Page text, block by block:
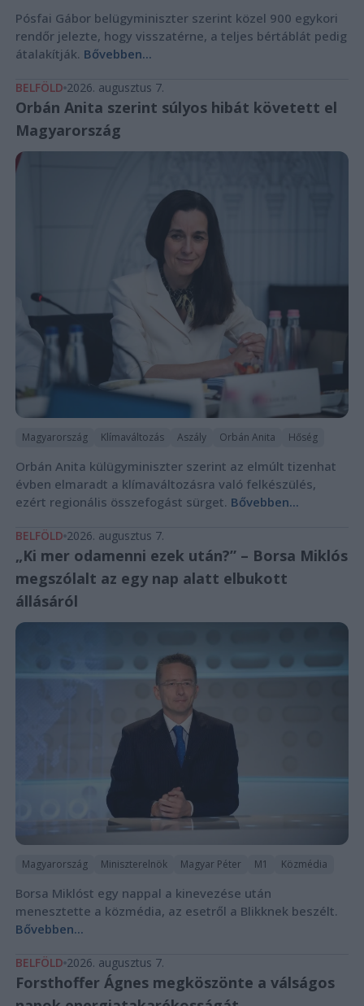
Pósfai Gábor belügyminiszter szerint közel 900 egykori
rendőr jelezte, hogy visszatérne, a teljes bértáblát pedig
átalakítják. Bővebben...
BELFÖLD 2026. augusztus 7.
Orbán Anita szerint súlyos hibát követett el
Magyarország
Magyarország Klímaváltozás Aszály Orbán Anita Hőség
Orbán Anita külügyminiszter szerint az elmúlt tizenhat
évben elmaradt a klímaváltozásra való felkészülés,
ezért regionális összefogást sürget. Bővebben...
BELFÖLD 2026. augusztus 7.
„Ki mer odamenni ezek után?” – Borsa Miklós
megszólalt az egy nap alatt elbukott
állásáról
Magyarország Miniszterelnök Magyar Péter M1 Közmédia
Borsa Miklóst egy nappal a kinevezése után
menesztette a közmédia, az esetről a Blikknek beszélt.
Bővebben...
BELFÖLD 2026. augusztus 7.
Forsthoffer Ágnes megköszönte a válságos